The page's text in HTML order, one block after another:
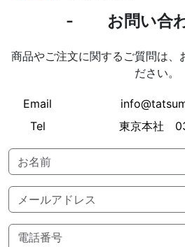
お問い合
商品やご注文に関するご質問は、
ださい。
Email
Tel
東京本社